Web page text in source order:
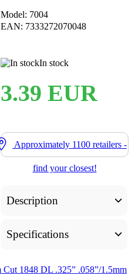
Model: 7004
EAN: 7333272070048
In stock
3.39 EUR
Approximately 1100 retailers -
find your closest!
Description
Specifications